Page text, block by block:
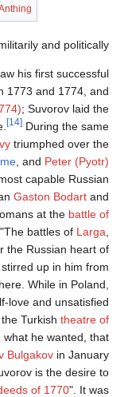
and politically.
his first successful
1773 and 1774, and
; Suvorov laid the
[14] During the same
triumphed over the
, and Peter (Pyotr)
capable Russian
Gaston Bodart and
at the battle of
battles of Larga
the Russian heart of
up in him from
While in Poland,
love and unsatisfied
Turkish theatre of
he wanted, that
Bulgakov in January
is the desire to
of 1770". It was